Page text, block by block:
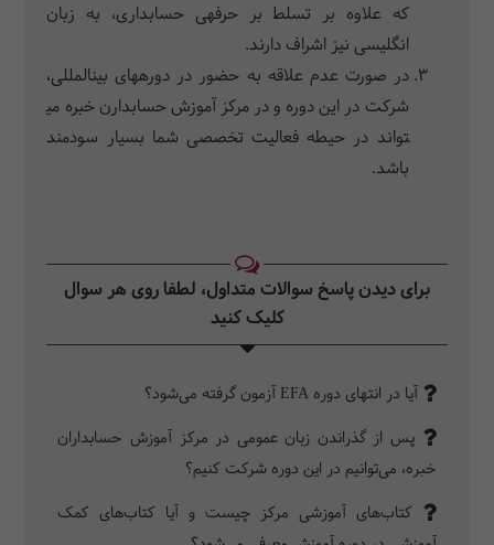
که علاوه بر تسلط بر حرفه­‎ی حسابداری، به زبان
انگلیسی نیز اشراف دارند.
در صورت عدم علاقه به حضور در دوره­‎های بین­‎المللی،
شرکت در این دوره و در مرکز آموزش حسابدارن خبره می­‎
تواند در حیطه فعالیت تخصصی شما بسیار سودمند
باشد.
برای دیدن پاسخ سوالات متداول، لطفا روی هر سوال
کلیک کنید‎
آیا در انتهای دوره EFA آزمون گرفته می‌شود؟
پس از گذراندن زبان عمومی در مرکز آموزش حسابداران
خبره، می‌توانیم در این دوره شرکت کنیم؟
کتاب‌های آموزشی مرکز چیست و آیا کتاب‌های کمک